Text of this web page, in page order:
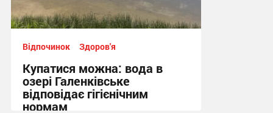
Відпочинок Здоров'я
Купатися можна: вода в
озері Галенківське
відповідає гігієнічним
нормам